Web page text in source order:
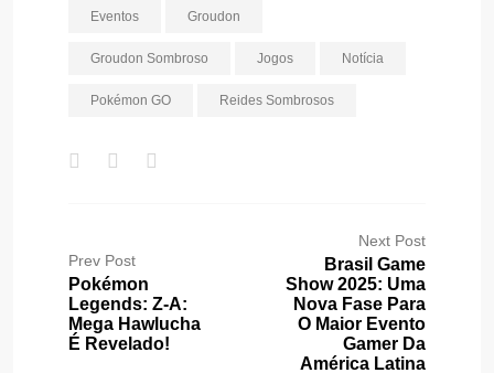
Eventos Groudon
Groudon Sombroso Jogos Notícia
Pokémon GO Reides Sombrosos
Prev Post
Pokémon
Legends: Z-A:
Mega Hawlucha
É Revelado!
Next Post
Brasil Game
Show 2025: Uma
Nova Fase Para
O Maior Evento
Gamer Da
América Latina